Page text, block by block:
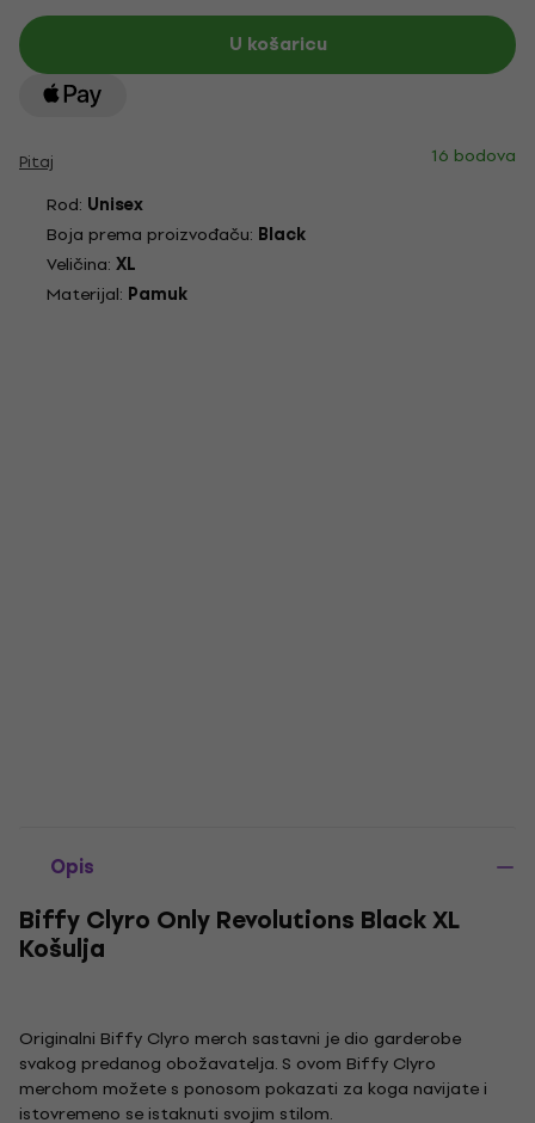
U košaricu
Pitaj
16 bodova
Rod: Unisex
Boja prema proizvođaču: Black
Veličina: XL
Materijal: Pamuk
Opis
Biffy Clyro Only Revolutions Black XL
Košulja
Originalni Biffy Clyro merch sastavni je dio garderobe
svakog predanog obožavatelja. S ovom Biffy Clyro
merchom možete s ponosom pokazati za koga navijate i
istovremeno se istaknuti svojim stilom.